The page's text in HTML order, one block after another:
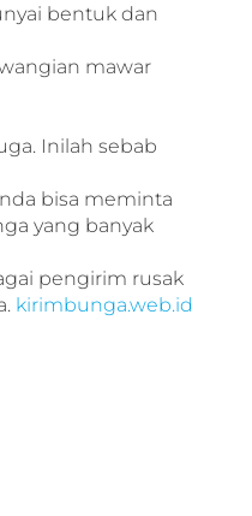
bentuk dan
mawar
Inilah sebab
bisa meminta
yang banyak
pengirim rusak
kirimbunga.web.id